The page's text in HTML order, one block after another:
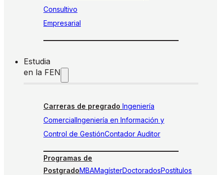
Consultivo
Empresarial
Estudia
en la FEN
Carreras de pregrado Ingeniería
ComercialIngeniería en Información y
Control de GestiónContador Auditor
Programas de
PostgradoMBAMagísterDoctoradosPostítulos